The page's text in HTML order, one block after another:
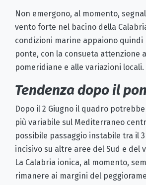
Non emergono, al momento,
vento forte nel bacino della
condizioni marine appaiono
ponte, con la consueta attenzione
pomeridiane e alle variazioni locali.
Tendenza dopo il
Dopo il 2 Giugno il quadro
più variabile sul Mediterraneo
possibile passaggio instabile tra il
incisivo su altre aree del Sud e del
La Calabria ionica, al momento,
rimanere ai margini del